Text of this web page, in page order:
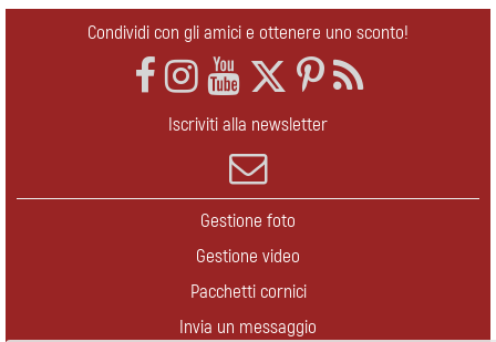
Condividi con gli amici e ottenere uno sconto!
Iscriviti alla newsletter
Gestione foto
Gestione video
Pacchetti cornici
Invia un messaggio